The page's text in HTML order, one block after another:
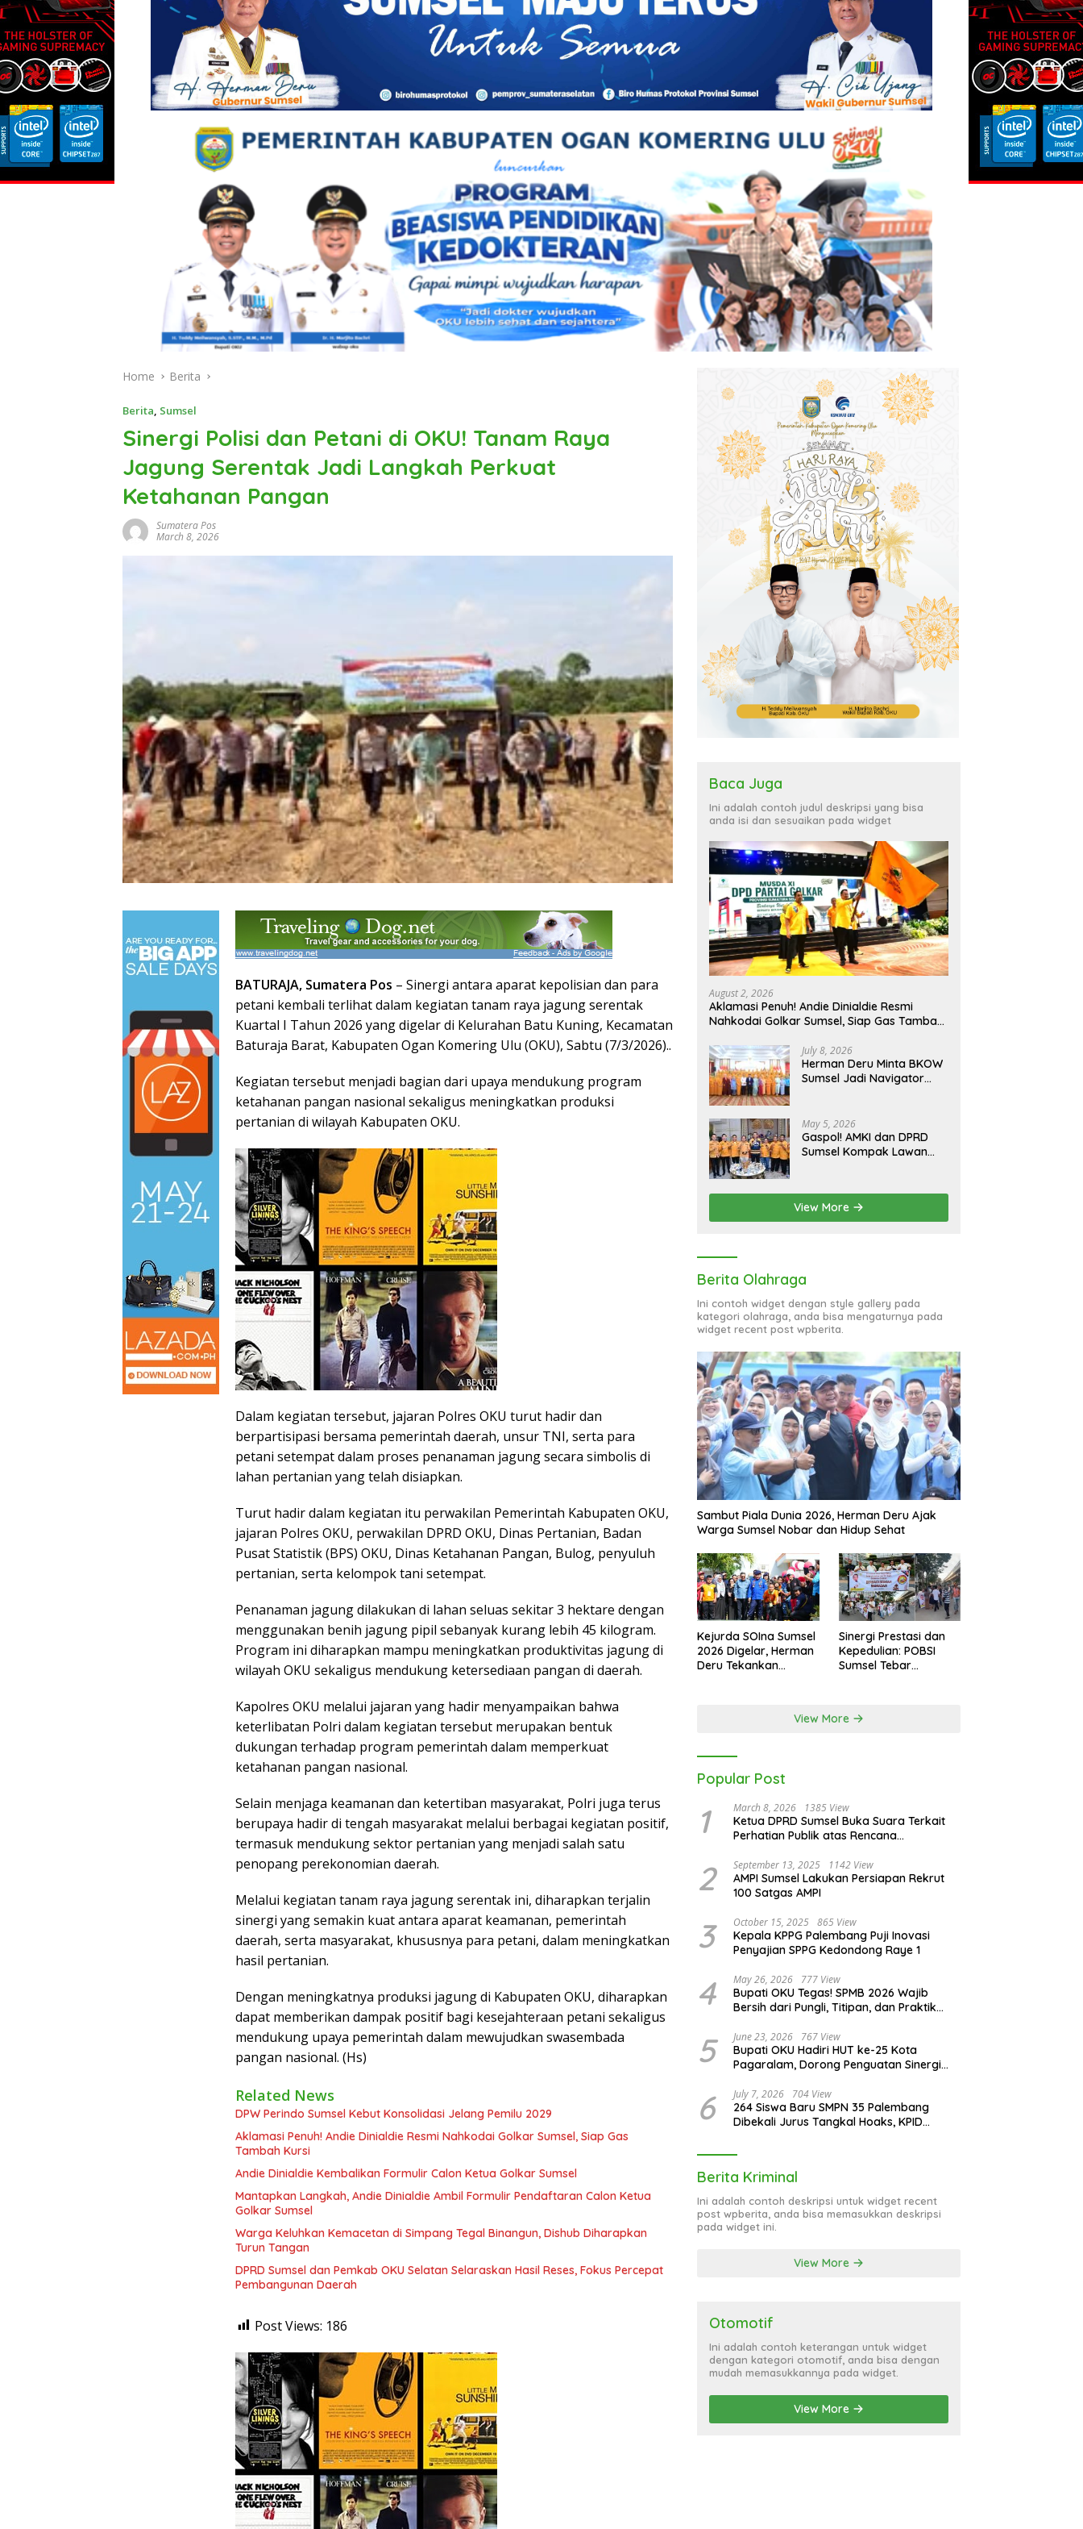
Home Berita
Berita Sumsel
Sinergi Polisi dan Petani di OKU! Tanam Raya
Jagung Serentak Jadi Langkah Perkuat
Ketahanan Pangan
Sumatera Pos
March 8, 2026
BATURAJA, Sumatera Pos – Sinergi antara aparat kepolisian dan para
petani kembali terlihat dalam kegiatan tanam raya jagung serentak
Kuartal I Tahun 2026 yang digelar di Kelurahan Batu Kuning, Kecamatan
Baturaja Barat, Kabupaten Ogan Komering Ulu (OKU), Sabtu (7/3/2026)..
Kegiatan tersebut menjadi bagian dari upaya mendukung program
ketahanan pangan nasional sekaligus meningkatkan produksi
pertanian di wilayah Kabupaten OKU.
Dalam kegiatan tersebut, jajaran Polres OKU turut hadir dan
berpartisipasi bersama pemerintah daerah, unsur TNI, serta para
petani setempat dalam proses penanaman jagung secara simbolis di
lahan pertanian yang telah disiapkan.
Turut hadir dalam kegiatan itu perwakilan Pemerintah Kabupaten OKU,
jajaran Polres OKU, perwakilan DPRD OKU, Dinas Pertanian, Badan
Pusat Statistik (BPS) OKU, Dinas Ketahanan Pangan, Bulog, penyuluh
pertanian, serta kelompok tani setempat.
Penanaman jagung dilakukan di lahan seluas sekitar 3 hektare dengan
menggunakan benih jagung pipil sebanyak kurang lebih 45 kilogram.
Program ini diharapkan mampu meningkatkan produktivitas jagung di
wilayah OKU sekaligus mendukung ketersediaan pangan di daerah.
Kapolres OKU melalui jajaran yang hadir menyampaikan bahwa
keterlibatan Polri dalam kegiatan tersebut merupakan bentuk
dukungan terhadap program pemerintah dalam memperkuat
ketahanan pangan nasional.
Selain menjaga keamanan dan ketertiban masyarakat, Polri juga terus
berupaya hadir di tengah masyarakat melalui berbagai kegiatan positif,
termasuk mendukung sektor pertanian yang menjadi salah satu
penopang perekonomian daerah.
Melalui kegiatan tanam raya jagung serentak ini, diharapkan terjalin
sinergi yang semakin kuat antara aparat keamanan, pemerintah
daerah, serta masyarakat, khususnya para petani, dalam meningkatkan
hasil pertanian.
Dengan meningkatnya produksi jagung di Kabupaten OKU, diharapkan
dapat memberikan dampak positif bagi kesejahteraan petani sekaligus
mendukung upaya pemerintah dalam mewujudkan swasembada
pangan nasional. (Hs)
Related News
DPW Perindo Sumsel Kebut Konsolidasi Jelang Pemilu 2029
Aklamasi Penuh! Andie Dinialdie Resmi Nahkodai Golkar Sumsel, Siap Gas
Tambah Kursi
Andie Dinialdie Kembalikan Formulir Calon Ketua Golkar Sumsel
Mantapkan Langkah, Andie Dinialdie Ambil Formulir Pendaftaran Calon Ketua
Golkar Sumsel
Warga Keluhkan Kemacetan di Simpang Tegal Binangun, Dishub Diharapkan
Turun Tangan
DPRD Sumsel dan Pemkab OKU Selatan Selaraskan Hasil Reses, Fokus Percepat
Pembangunan Daerah
Post Views: 186
Baca Juga
Ini adalah contoh judul deskripsi yang bisa
anda isi dan sesuaikan pada widget
August 2, 2026
Aklamasi Penuh! Andie Dinialdie Resmi
Nahkodai Golkar Sumsel, Siap Gas Tambah
July 8, 2026
Herman Deru Minta BKOW
Sumsel Jadi Navigator
May 5, 2026
Gaspol! AMKI dan DPRD
Sumsel Kompak Lawan
View More
Berita Olahraga
Ini contoh widget dengan style gallery pada
kategori olahraga, anda bisa mengaturnya pada
widget recent post wpberita.
Sambut Piala Dunia 2026, Herman Deru Ajak
Warga Sumsel Nobar dan Hidup Sehat
Kejurda SOIna Sumsel
2026 Digelar, Herman
Deru Tekankan
Sinergi Prestasi dan
Kepedulian: POBSI
Sumsel Tebar
View More
Popular Post
1 March 8, 2026 1385 View
Ketua DPRD Sumsel Buka Suara Terkait
Perhatian Publik atas Rencana
2 September 13, 2025 1142 View
AMPI Sumsel Lakukan Persiapan Rekrut
100 Satgas AMPI
3 October 15, 2025 865 View
Kepala KPPG Palembang Puji Inovasi
Penyajian SPPG Kedondong Raye 1
4 May 26, 2026 777 View
Bupati OKU Tegas! SPMB 2026 Wajib
Bersih dari Pungli, Titipan, dan Praktik
5 June 23, 2026 767 View
Bupati OKU Hadiri HUT ke-25 Kota
Pagaralam, Dorong Penguatan Sinergi
6 July 7, 2026 704 View
264 Siswa Baru SMPN 35 Palembang
Dibekali Jurus Tangkal Hoaks, KPID
Berita Kriminal
Ini adalah contoh deskripsi untuk widget recent
post wpberita, anda bisa memasukkan deskripsi
pada widget ini.
View More
Otomotif
Ini adalah contoh keterangan untuk widget
dengan kategori otomotif, anda bisa dengan
mudah memasukkannya pada widget.
View More